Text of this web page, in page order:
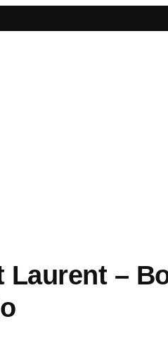
Laurent –